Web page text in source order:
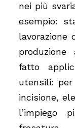
nei più
esempio:
lavorazione
fatto
utensili:
incisione,
l’impiego